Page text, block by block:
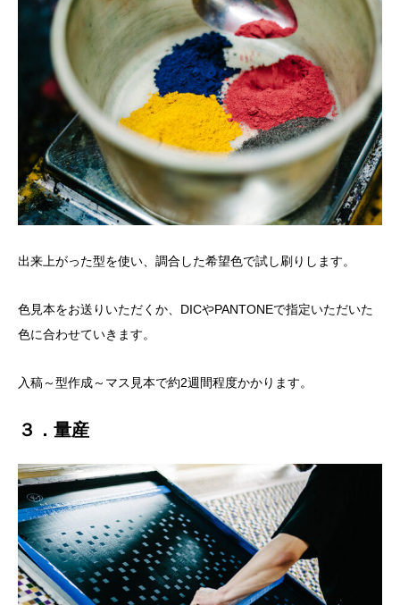
出来上がった型を使い、調合した希望色で試し刷りします。
色見本をお送りいただくか、DICやPANTONEで指定いただいた
色に合わせていきます。
入稿～型作成～マス見本で約2週間程度かかります。
３．量産